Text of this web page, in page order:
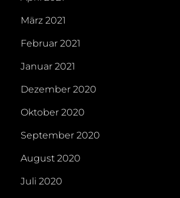
März 2021
Februar 2021
Januar 2021
Dezember 2020
Oktober 2020
September 2020
August 2020
Juli 2020